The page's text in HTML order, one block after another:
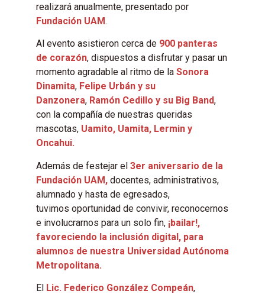
realizará anualmente, presentado por
Fundación UAM.
Al evento asistieron cerca de 900 panteras
de corazón, dispuestos a disfrutar y pasar un
momento agradable al ritmo de la Sonora
Dinamita, Felipe Urbán y su
Danzonera, Ramón Cedillo y su Big Band,
con la compañía de nuestras queridas
mascotas,Uamito, Uamita, Lermin y
Oncahui.
Además de festejar el 3er aniversario de la
Fundación UAM, docentes, administrativos,
alumnado y hasta de egresados,
tuvimos oportunidad de convivir, reconocernos
e involucrarnos para un solo fin,¡bailar!,
favoreciendo la inclusión digital, para
alumnos de nuestra Universidad Autónoma
Metropolitana.
El Lic. Federico González Compeán,